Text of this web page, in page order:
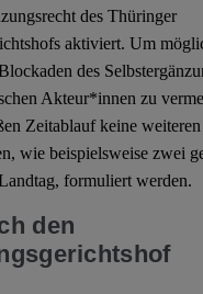
des Thüringer
aktiviert. Um
des
Akteur*innen zu
Zeitablauf keine weiteren
wie beispielsweise zwei
formuliert werden.
den